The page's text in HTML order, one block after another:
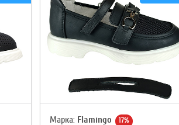
Марка: Flamingo 17%